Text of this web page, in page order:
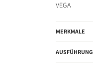
VEGA
MERKMALE
AUSFÜHRUNG